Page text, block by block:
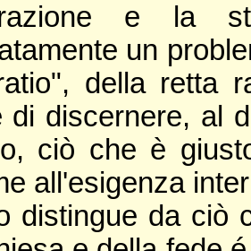
e la
un
della retta
di discernere, al
ciò che è
all'esigenza
distingue da ciò